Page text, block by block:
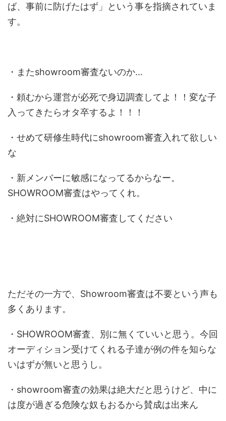
ば、事前に防げたはず」という事を指摘されていま
す。
・ またshowroom審査ないのか…
・頼むから運営が必死で身辺調査してよ！！変な子
入ってきたらオタ卒するよ！！！
・せめて研修生時代にshowroom審査 入れて欲しい
な
・ 新メンバーに敏感になってるからなー。
SHOWROOM審査はやってくれ。
・絶対にSHOWROOM審査 してください
ただその一方で、Showroom審査は不要という声も
多くあります。
・ SHOWROOM審査、別に無くていいと思う。今回
オーディション受けてくれる子達が例の件を知らな
いはずが無いと思うし。
・ showroom審査の効果は絶大だと思うけど、中に
は度が過ぎる危険な奴もおるから賛成は出来ん